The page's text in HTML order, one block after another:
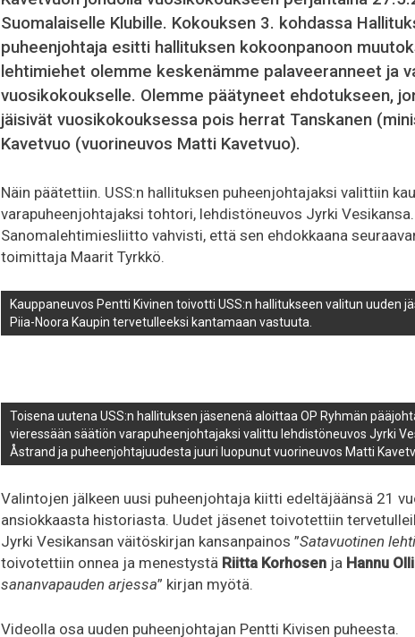
Suomalaiselle Klubille. Kokouksen 3. kohdassa
puheenjohtaja esitti hallituksen kokoonpanoon
lehtimiehet olemme keskenämme palaveeranneet ja
vuosikokoukselle. Olemme päätyneet ehdotukseen,
jäisivät vuosikokouksessa pois herrat Tanskanen
Kavetvuo (vuorineuvos Matti Kavetvuo).
Näin päätettiin. USS:n hallituksen puheenjohtajaksi valittiin
varapuheenjohtajaksi tohtori, lehdistöneuvos Jyrki
Sanomalehtimiesliitto vahvisti, että sen ehdokkaana
toimittaja Maarit Tyrkkö.
Kauppaneuvos Pentti Kivinen toivotti USS:n hallitukseen valitun uuden
Piia-Noora Kaupin tervetulleeksi kantamaan vastuuta.
Toisena uutena USS:n hallituksen jäsenenä aloittaa OP Ryhmän
vieressään säätiön varapuheenjohtajaksi valittu lehdistöneuvos Jyrki
Åstrand ja puheenjohtajuudesta juuri luopunut vuorineuvos Matti
Valintojen jälkeen uusi puheenjohtaja kiitti edeltäjäänsä 21
ansiokkaasta historiasta. Uudet jäsenet toivotettiin
Jyrki Vesikansan väitöskirjan kansanpainos ”Satavuotinen
toivotettiin onnea ja menestystä Riitta Korhosen ja Hannu
sananvapauden arjessa” kirjan myötä.
Videolla osa uuden puheenjohtajan Pentti Kivisen puheesta.